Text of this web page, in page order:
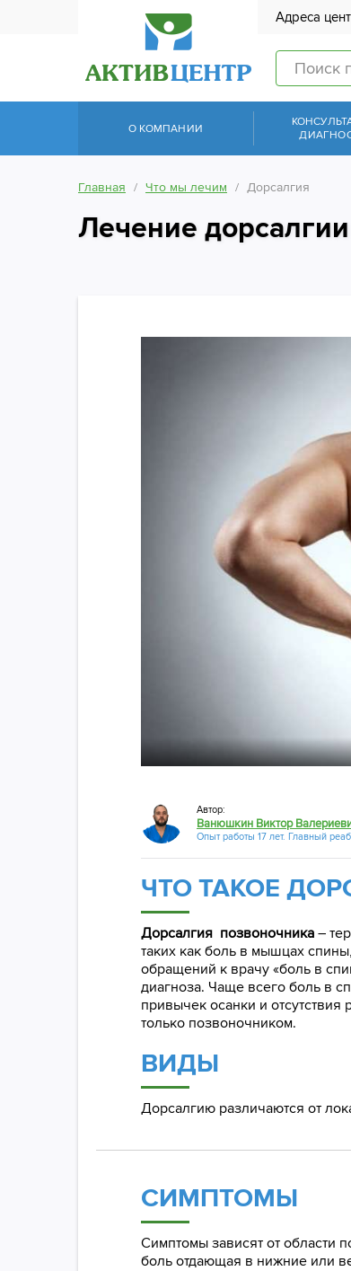
Адреса
О КОМПАНИИ
Главная Что мы лечим Дорсалгия
Лечение дорсалгии
Автор:
Ванюшкин Виктор
Опыт работы 17 лет. Главный
ЧТО ТАКОЕ
Дорсалгия позвоночника –
таких как боль в мышцах
обращений к врачу «боль в
диагноза. Чаще всего боль в
привычек осанки и
только позвоночником.
ВИДЫ
Дорсалгию различаются от
СИМПТОМЫ
Симптомы зависят от области
боль отдающая в нижние или